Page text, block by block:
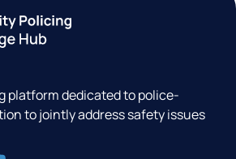
platform dedicated to police-
to jointly address safety issues